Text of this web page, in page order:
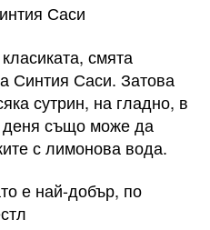
Саси
смята
Синтия Саси. Затова
сутрин, на гладно, в
деня също може да
с лимонова вода.
е най-добър, по